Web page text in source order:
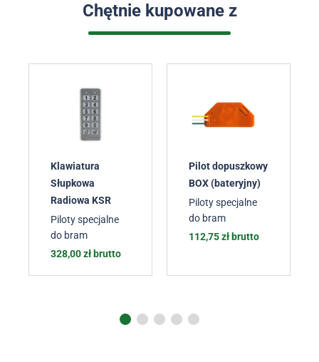
Chętnie kupowane z
Klawiatura
Słupkowa
Radiowa KSR
Piloty specjalne
do bram
328,00zł brutto
Pilot dopuszkowy
BOX (bateryjny)
Piloty specjalne
do bram
112,75zł brutto